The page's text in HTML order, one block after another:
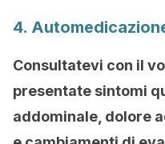
4.
Consultatevi con il
presentate sintomi
addominale, dolore